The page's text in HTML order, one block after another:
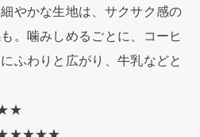
やかな生地は、サクサク感の
。噛みしめるごとに、コーヒ
ふわりと広がり、牛乳などと